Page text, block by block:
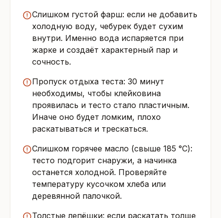
Слишком густой фарш: если не добавить
холодную воду, чебурек будет сухим
внутри. Именно вода испаряется при
жарке и создаёт характерный пар и
сочность.
Пропуск отдыха теста: 30 минут
необходимы, чтобы клейковина
проявилась и тесто стало пластичным.
Иначе оно будет ломким, плохо
раскатываться и трескаться.
Слишком горячее масло (свыше 185 °C):
тесто подгорит снаружи, а начинка
останется холодной. Проверяйте
температуру кусочком хлеба или
деревянной палочкой.
Толстые лепёшки: если раскатать толще